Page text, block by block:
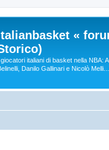
«
giocatori italiani di basket nella NBA:
Danilo Gallinari e Nicolò